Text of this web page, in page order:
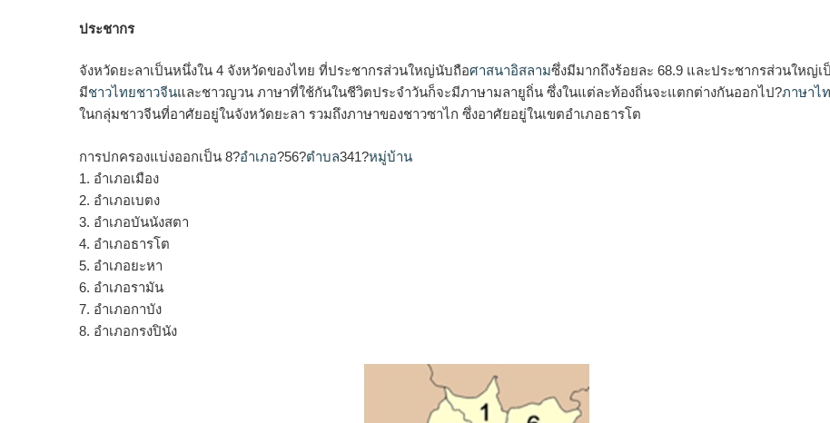
ประชากร
จังหวัดยะลาเป็นหนึ่งใน 4 จังหวัดของไทย ที่ประชากรส่วนใหญ่นับถือศาสนาอิสลามซึ่งมีมากถึงร้อยละ 68.9 และประชากรส่วนใหญ่เ
มีชาวไทยชาวจีนและชาวญวน ภาษาที่ใช้กันในชีวิตประจำวันก็จะมีภาษามลายูถิ่น ซึ่งในแต่ละท้องถิ่นจะแตกต่างกันออกไป?ภาษาไ
ในกลุ่มชาวจีนที่อาศัยอยู่ในจังหวัดยะลา รวมถึงภาษาของชาวซาไก ซึ่งอาศัยอยู่ในเขตอำเภอธารโต
การปกครองแบ่งออกเป็น 8?อำเภอ?56?ตำบล341?หมู่บ้าน
1. อำเภอเมือง
2. อำเภอเบตง
3. อำเภอบันนังสตา
4. อำเภอธารโต
5. อำเภอยะหา
6. อำเภอรามัน
7. อำเภอกาบัง
8. อำเภอกรงปินัง